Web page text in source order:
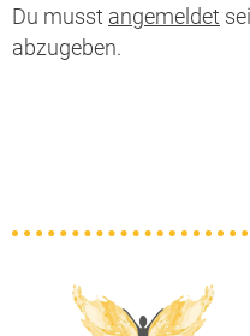
Du musst angemeldet
abzugeben.